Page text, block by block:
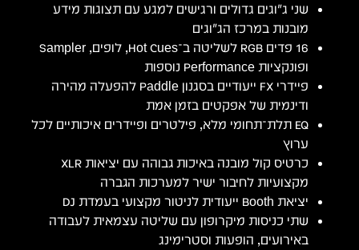
שני ג׳וגים גדולים ורגישים למגע עם תצוגות מידע
מובנות במרכז הג׳וגים
16 פדים RGB לשליטה ב־Hot Cues, לופים, Sampler
ופונקציות Performance נוספות
פיידרי FX ייעודיים בסגנון Paddle להפעלה מהירה
ודינמית של אפקטים בזמן אמת
EQ תלת־תחומי מלא, פילטרים ופיידרים איכותיים לכל
ערוץ
כרטיס קול מובנה באיכות גבוהה עם יציאות XLR
מקצועיות לחיבור ישיר למערכות הגברה
יציאת Booth ייעודית לניטור מקצועי בעמדת DJ
שתי כניסות מיקרופון עם שליטה עצמאית לעבודה
באירועים, הופעות וסטרימינג